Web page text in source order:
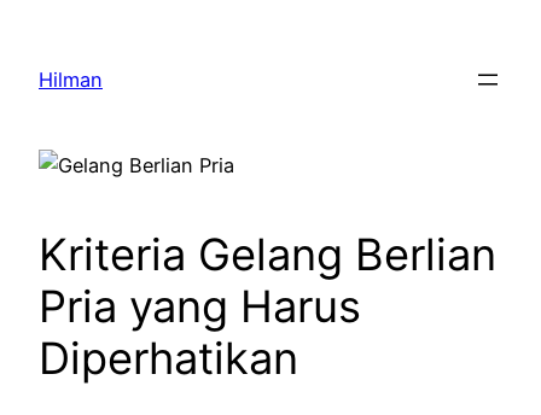
content
Hilman
Kriteria Gelang Berlian
Pria yang Harus
Diperhatikan